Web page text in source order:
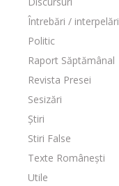
Întrebări / interpelări
Politic
Raport Săptămânal
Revista Presei
Sesizări
Știri
Stiri False
Texte Românești
Utile